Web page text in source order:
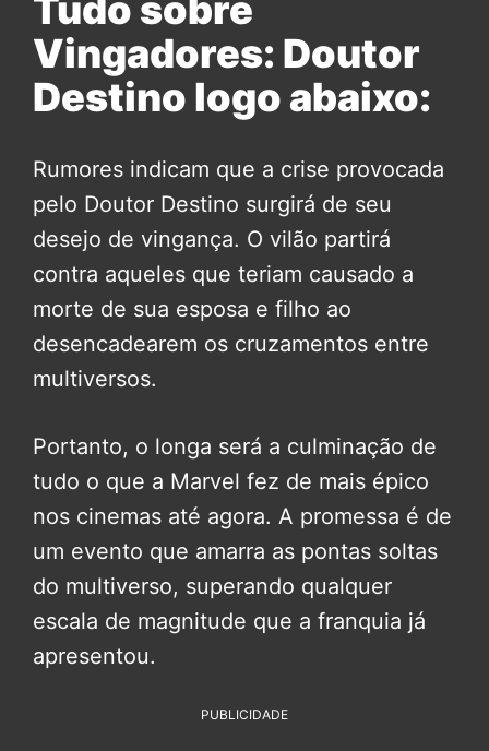
Vingadores: Doutor
Destino logo abaixo:
Rumores indicam que a crise provocada
pelo Doutor Destino surgirá de seu
desejo de vingança. O vilão partirá
contra aqueles que teriam causado a
morte de sua esposa e filho ao
desencadearem os cruzamentos entre
multiversos.
Portanto, o longa será a culminação de
tudo o que a Marvel fez de mais épico
nos cinemas até agora. A promessa é de
um evento que amarra as pontas soltas
do multiverso, superando qualquer
escala de magnitude que a franquia já
apresentou.
PUBLICIDADE